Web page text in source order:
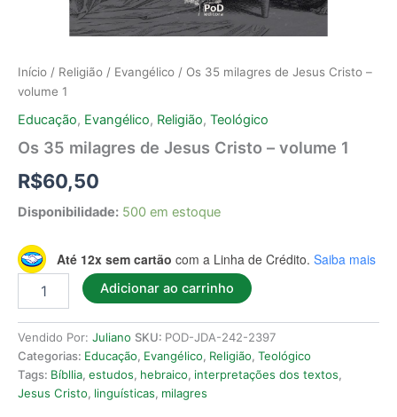
Início / Religião / Evangélico / Os 35 milagres de Jesus Cristo –
volume 1
Educação, Evangélico, Religião, Teológico
Os 35 milagres de Jesus Cristo – volume 1
R$60,50
Disponibilidade: 500 em estoque
Até 12x sem cartão com a Linha de Crédito. Saiba mais
Adicionar ao carrinho
Vendido Por: Juliano SKU: POD-JDA-242-2397
Categorias: Educação, Evangélico, Religião, Teológico
Tags: Bíbllia, estudos, hebraico, interpretações dos textos,
Jesus Cristo, linguísticas, milagres